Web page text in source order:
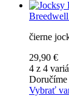
Breedwell
čierne
29,90 €
4 z 4
Doručíme
Vybrať